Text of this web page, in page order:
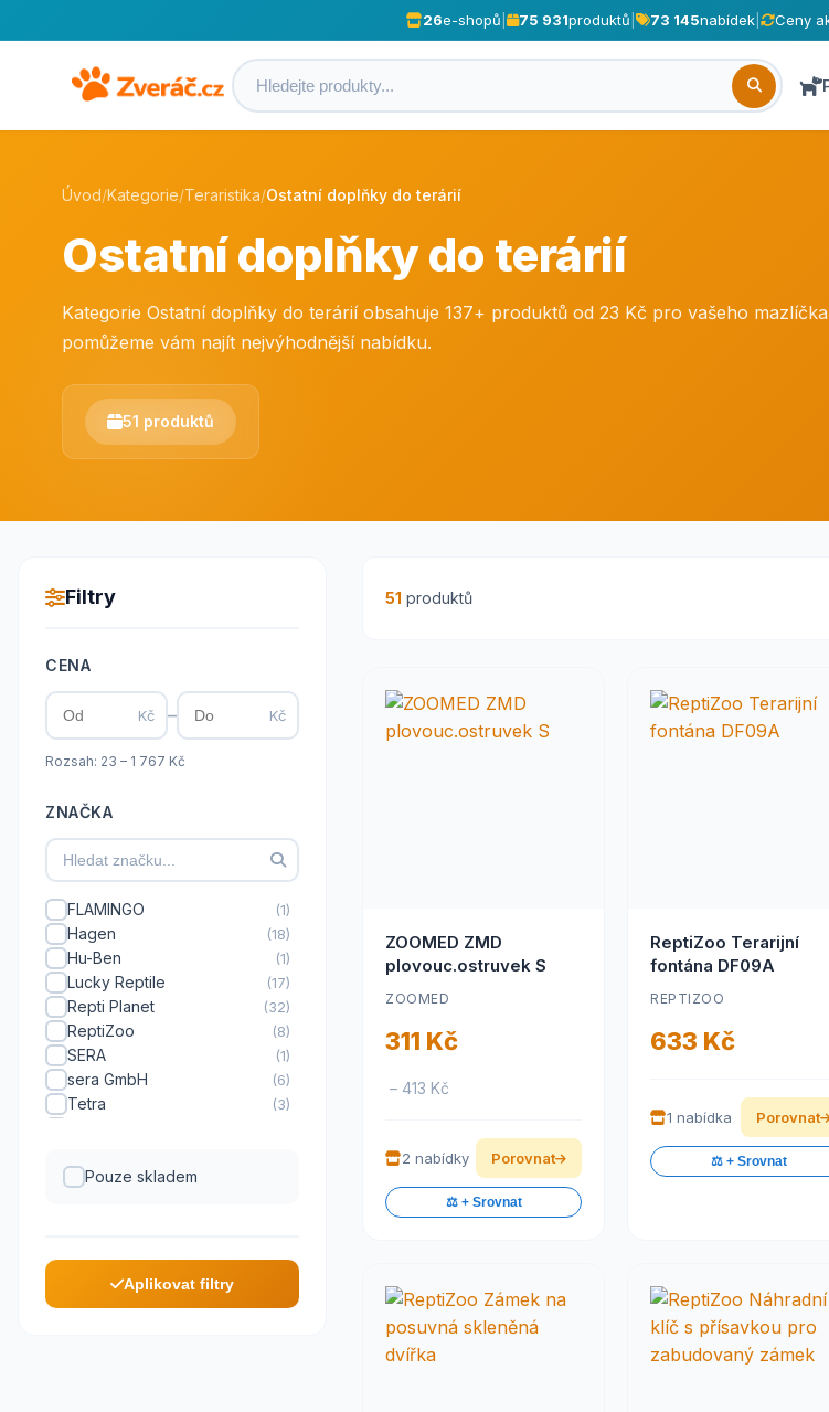
26e-shopů 75 931produktů 73 145nabídek| Ceny
Úvod/Kategorie/Teraristika/Ostatní doplňky do terárií
Ostatní doplňky do terárií
Kategorie Ostatní doplňky do terárií obsahuje 137+ produktů od 23 Kč pro vašeho
pomůžeme vám najít nejvýhodnější nabídku.
51 produktů
Filtry
CENA
Kč – Kč
Rozsah: 23 – 1 767 Kč
ZNAČKA
FLAMINGO (1)
Hagen (18)
Hu-Ben (1)
Lucky Reptile (17)
Repti Planet (32)
ReptiZoo (8)
SERA (1)
sera GmbH (6)
Tetra (3)
Pouze skladem
Aplikovat filtry
51 produktů
ZOOMED ZMD
plovouc.ostruvek S
ZOOMED
311 Kč
– 413 Kč
2 nabídky Porovnat
⚖️ + Srovnat
ReptiZoo Terarijní
fontána DF09A
REPTIZOO
633 Kč
1 nabídka Porovnat
⚖️ + Srovnat